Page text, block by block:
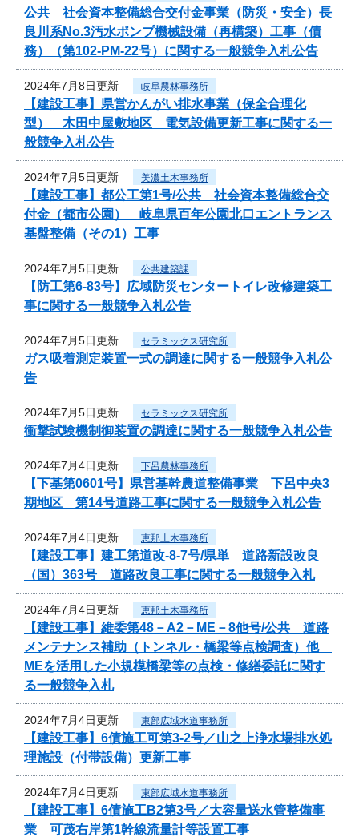
公共 社会資本整備総合交付金事業（防災・安全）長
良川系No.3汚水ポンプ機械設備（再構築）工事（債
務）（第102-PM-22号）に関する一般競争入札公告
2024年7月8日更新 岐阜農林事務所
【建設工事】県営かんがい排水事業（保全合理化
型） 木田中屋敷地区 電気設備更新工事に関する一
般競争入札公告
2024年7月5日更新 美濃土木事務所
【建設工事】都公工第1号/公共 社会資本整備総合交
付金（都市公園） 岐阜県百年公園北口エントランス
基盤整備（その1）工事
2024年7月5日更新 公共建築課
【防工第6-83号】広域防災センタートイレ改修建築工
事に関する一般競争入札公告
2024年7月5日更新 セラミックス研究所
ガス吸着測定装置一式の調達に関する一般競争入札公
告
2024年7月5日更新 セラミックス研究所
衝撃試験機制御装置の調達に関する一般競争入札公告
2024年7月4日更新 下呂農林事務所
【下基第0601号】県営基幹農道整備事業 下呂中央3
期地区 第14号道路工事に関する一般競争入札公告
2024年7月4日更新 恵那土木事務所
【建設工事】建工第道改-8-7号/県単 道路新設改良
（国）363号 道路改良工事に関する一般競争入札
2024年7月4日更新 恵那土木事務所
【建設工事】維委第48－A2－ME－8他号/公共 道路
メンテナンス補助（トンネル・橋梁等点検調査）他
MEを活用した小規模橋梁等の点検・修繕委託に関す
る一般競争入札
2024年7月4日更新 東部広域水道事務所
【建設工事】6債施工可第3-2号／山之上浄水場排水処
理施設（付帯設備）更新工事
2024年7月4日更新 東部広域水道事務所
【建設工事】6債施工B2第3号／大容量送水管整備事
業 可茂右岸第1幹線流量計等設置工事